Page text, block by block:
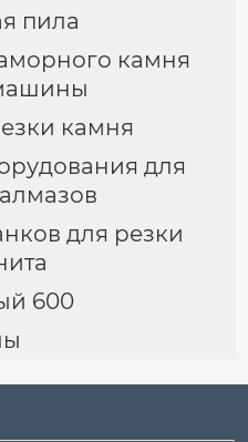
пила
камня
камня
для
для резки
600